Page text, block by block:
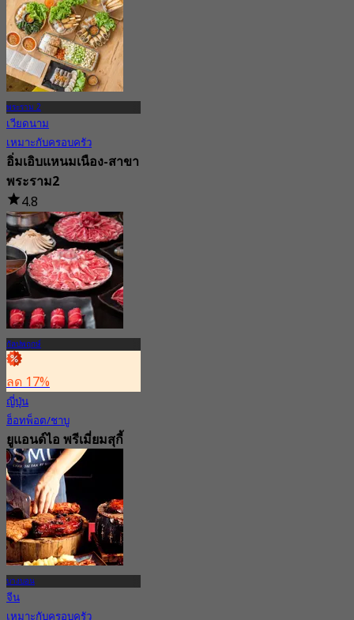
116 การจอง
จาก฿ 941
พระราม 2
เวียดนาม
เหมาะกับครอบครัว
อิ่มเอิบแหนมเนือง-สาขา
พระราม2
4.8
738 การจอง
จาก฿ 297.5
กัลปพฤกษ์
ลด 17%
ญี่ปุ่น
ฮ็อทพ็อต/ชาบู
ยูแอนด์ไอ พรีเมี่ยมสุกี้
บุฟเฟ่ต์ เดอะมอลล์
บางแค
4.7
1.2K การจอง
จาก฿ 498
บางบอน
จีน